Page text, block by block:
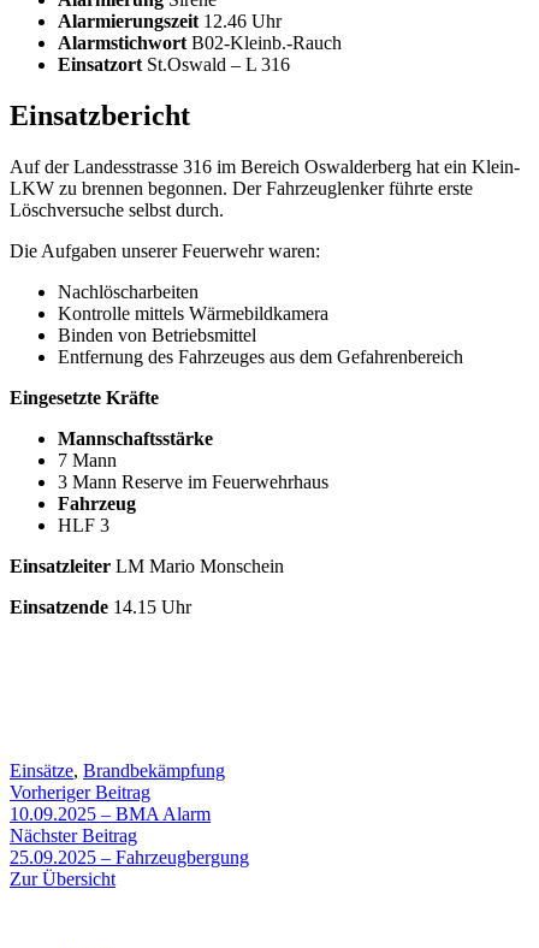
Alarmierungszeit 12.46 Uhr
Alarmstichwort B02-Kleinb.-Rauch
Einsatzort St.Oswald – L 316
Einsatzbericht
Auf der Landesstrasse 316 im Bereich Oswalderberg hat ein Klein-
LKW zu brennen begonnen. Der Fahrzeuglenker führte erste
Löschversuche selbst durch.
Die Aufgaben unserer Feuerwehr waren:
Nachlöscharbeiten
Kontrolle mittels Wärmebildkamera
Binden von Betriebsmittel
Entfernung des Fahrzeuges aus dem Gefahrenbereich
Eingesetzte Kräfte
Mannschaftsstärke
7 Mann
3 Mann Reserve im Feuerwehrhaus
Fahrzeug
HLF 3
Einsatzleiter LM Mario Monschein
Einsatzende 14.15 Uhr
Einsätze, Brandbekämpfung
Beitragsnavigation
Vorheriger BeitragVorheriger
Beitrag:
10.09.2025 – BMA Alarm
Nächster BeitragNächster
Beitrag:
25.09.2025 – Fahrzeugbergung
Zur Übersicht